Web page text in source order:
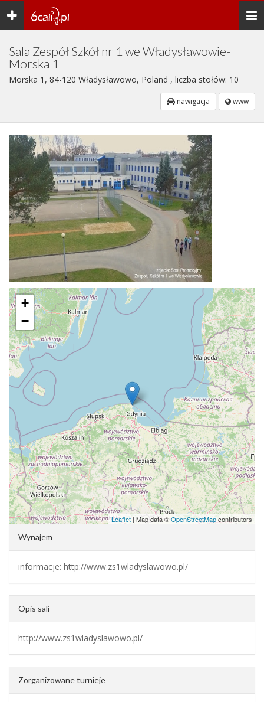
Toggle
navigation
Sala Zespół Szkół nr 1 we Władysławowie-
Morska 1
Morska 1, 84-120 Władysławowo, Poland , liczba stołów: 10
nawigacja www
+
−
Leaflet | Map data ©OpenStreetMapcontributors
Wynajem
informacje: http://www.zs1wladyslawowo.pl/
Opis sali
http://www.zs1wladyslawowo.pl/
Zorganizowane turnieje